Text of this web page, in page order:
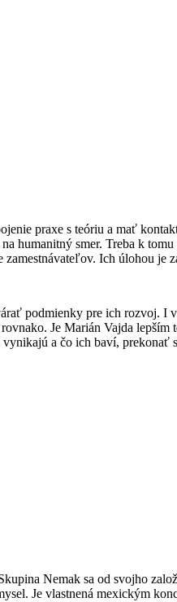
praxe s teóriu a mať
humanitný smer. Treba k
Ich úlohou je
podmienky pre ich rozvoj. I
Je Marián Vajda
a čo ich baví,
Nemak sa od svojho
Je vlastnená mexickým